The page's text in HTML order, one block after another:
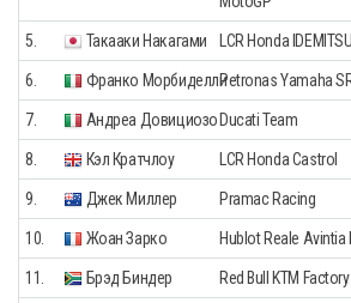
5. Такааки Накагами LCR Honda IDEMITSU
6. Франко МорбиделлиPetronas Yamaha
7. Андреа ДовициозоDucati Team
8. Кэл Кратчлоу LCR Honda Castrol
9. Джек Миллер Pramac Racing
10. Жоан Зарко Hublot Reale Avintia
11. Брэд Биндер Red Bull KTM